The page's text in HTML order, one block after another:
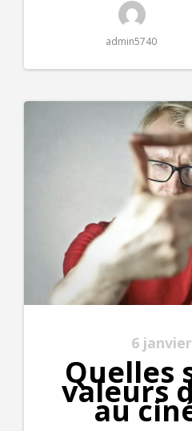
admin5740
6
Quelles
valeurs
au